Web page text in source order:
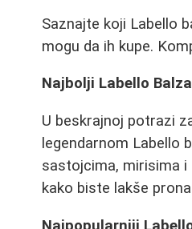
Saznajte koji Labello
mogu da ih kupe.
Najbolji Labello
U beskrajnoj potrazi
legendarnom Labello
sastojcima, mirisima i
kako biste lakše